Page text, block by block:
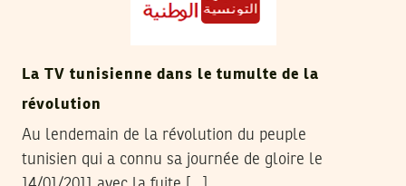
La TV tunisienne dans le tumulte de la
révolution
Au lendemain de la révolution du peuple
tunisien qui a connu sa journée de gloire le